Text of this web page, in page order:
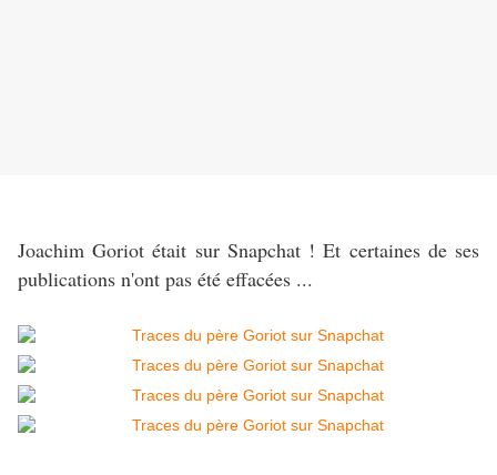
Joachim Goriot était sur Snapchat ! Et certaines de ses
publications n'ont pas été effacées ...